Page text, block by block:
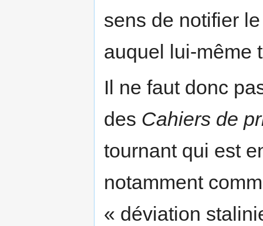
sens de notifier
auquel lui-même
Il ne faut donc
des Cahiers de
tournant qui est
notamment
« déviation